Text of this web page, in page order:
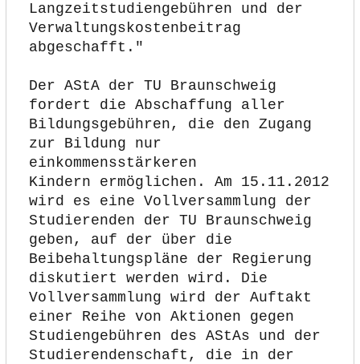
Langzeitstudiengebühren und der
Verwaltungskostenbeitrag
abgeschafft."
Der AStA der TU Braunschweig
fordert die Abschaffung aller
Bildungsgebühren, die den Zugang
zur Bildung nur
einkommensstärkeren
Kindern ermöglichen. Am 15.11.2012
wird es eine Vollversammlung der
Studierenden der TU Braunschweig
geben, auf der über die
Beibehaltungspläne der Regierung
diskutiert werden wird. Die
Vollversammlung wird der Auftakt
einer Reihe von Aktionen gegen
Studiengebühren des AStAs und der
Studierendenschaft, die in der